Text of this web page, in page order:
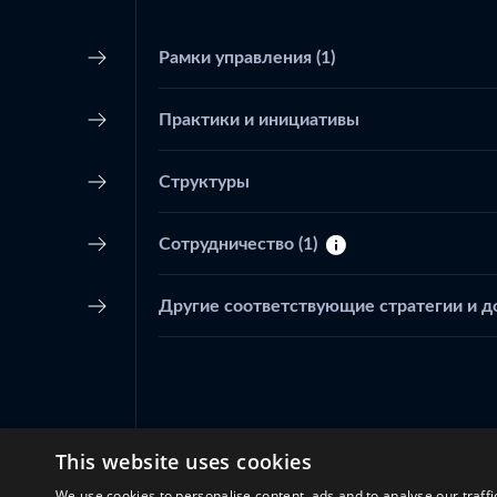
Рамки управления (1)
Практики и инициативы
Структуры
Сотрудничество (1)
Другие соответствующие стратегии и
This website uses cookies